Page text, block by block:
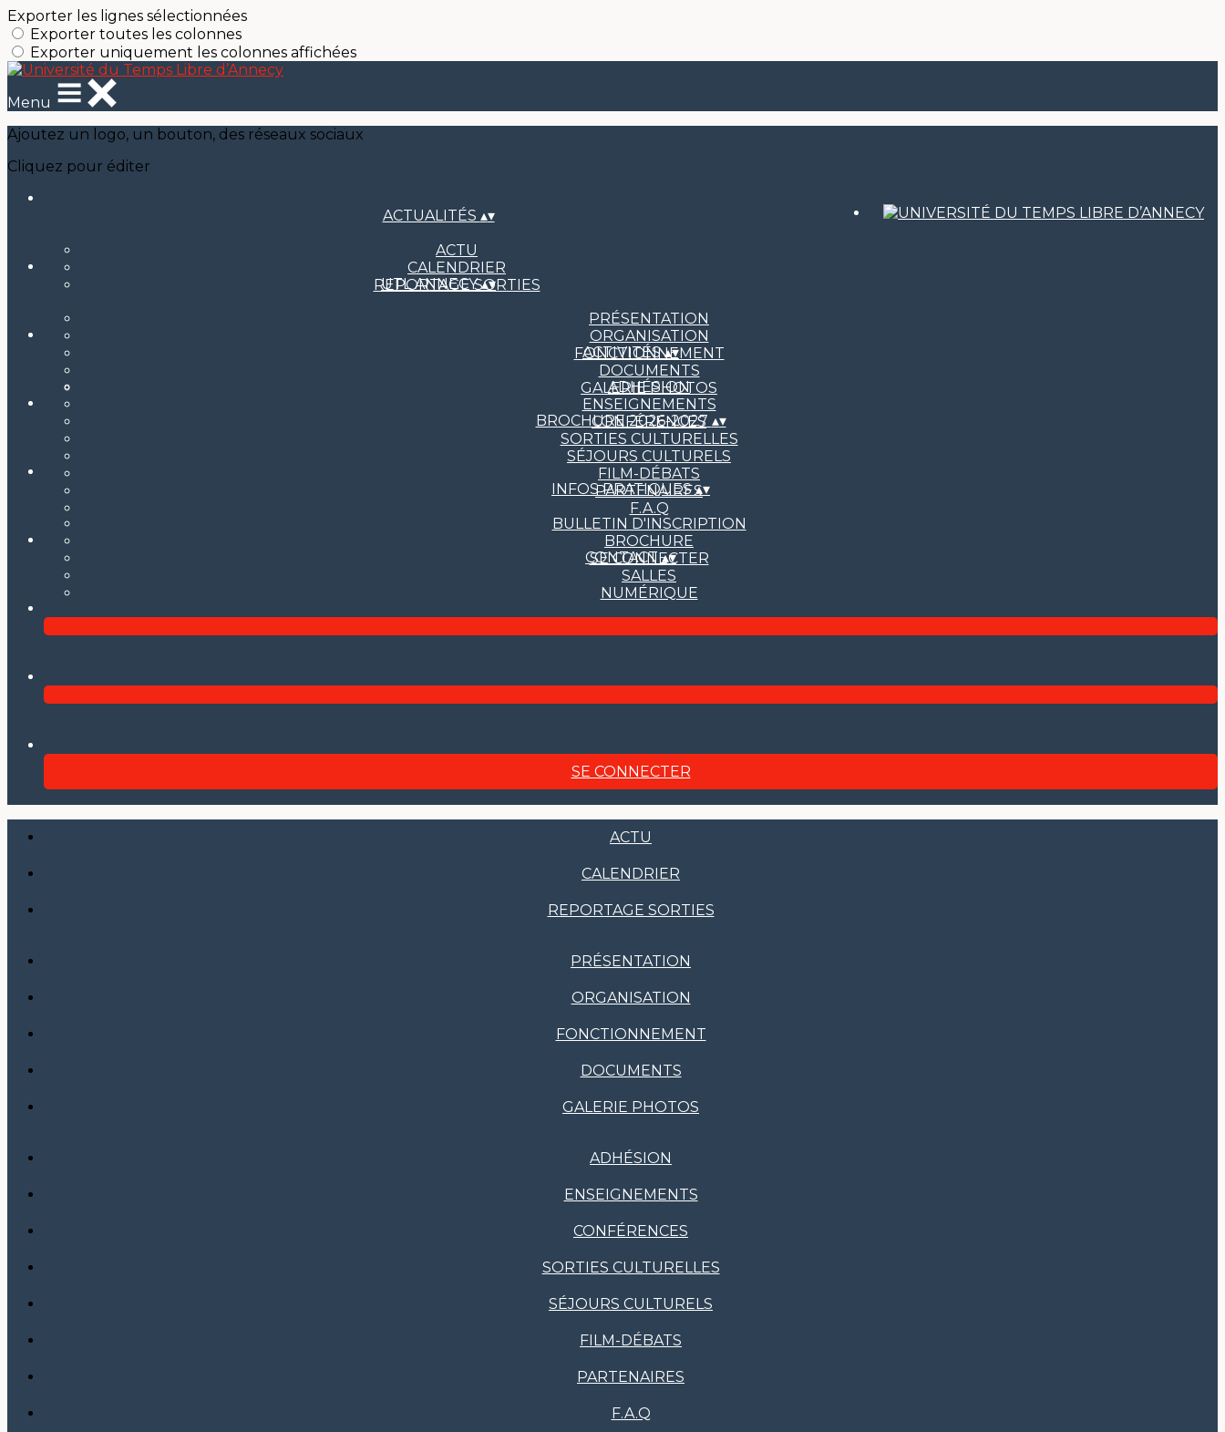
Exporter les lignes sélectionnées
Exporter toutes les colonnes
Exporter uniquement les colonnes affichées
Menu
Ajoutez un logo, un bouton, des réseaux sociaux
Cliquez pour éditer
ACTUALITÉS ▴▾
ACTU
CALENDRIER
REPORTAGE SORTIES
UTL ANNECY▴▾
PRÉSENTATION
ORGANISATION
FONCTIONNEMENT
DOCUMENTS
GALERIE PHOTOS
ACTIVITÉS▴▾
ADHÉSION
ENSEIGNEMENTS
CONFÉRENCES
SORTIES CULTURELLES
SÉJOURS CULTURELS
FILM-DÉBATS
PARTENAIRES
F.A.Q
BROCHURE 2026-2027 ▴▾
INFOS PRATIQUES▴▾
BULLETIN D'INSCRIPTION
BROCHURE
SE CONNECTER
SALLES
NUMÉRIQUE
CONTACT▴▾
SE CONNECTER
ACTU
CALENDRIER
REPORTAGE SORTIES
PRÉSENTATION
ORGANISATION
FONCTIONNEMENT
DOCUMENTS
GALERIE PHOTOS
ADHÉSION
ENSEIGNEMENTS
CONFÉRENCES
SORTIES CULTURELLES
SÉJOURS CULTURELS
FILM-DÉBATS
PARTENAIRES
F.A.Q